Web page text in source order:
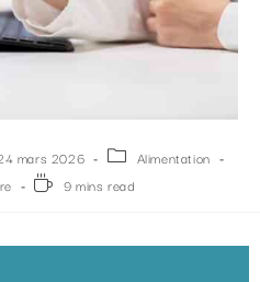
mars 2026
Alimentation
9 mins read